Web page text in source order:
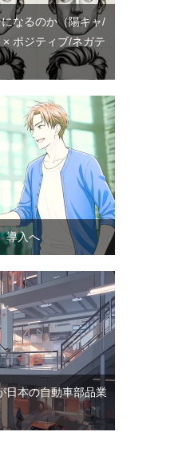
なるのか（陽キャ/
ポジティブ/ネガテ
導入へ
日本の自動車部品業